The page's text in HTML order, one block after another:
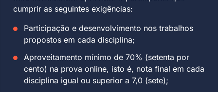
cumprir as seguintes exigências:
Participação e desenvolvimento nos trabalhos
propostos em cada disciplina;
Aproveitamento mínimo de 70% (setenta por
cento) na prova online, isto é, nota final em cada
disciplina igual ou superior a 7,0 (sete);